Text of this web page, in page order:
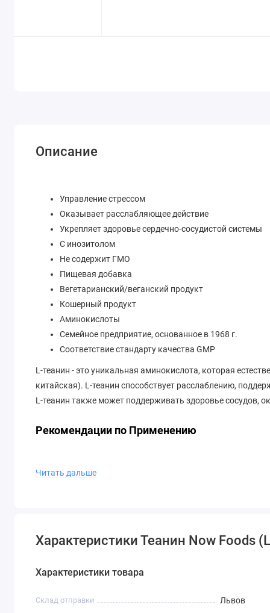
Описание
Управление стрессом
Оказывает расслабляющее действие
Укрепляет здоровье сердечно-сосудистой системы
С инозитолом
Не содержит ГМО
Пищевая добавка
Вегетарианский/веганский продукт
Кошерный продукт
Аминокислоты
Семейное предприятие, основанное в 1968 г.
Соответствие стандарту качества GMP
L-теанин - это уникальная аминокислота, которая
китайская). L-теанин способствует расслаблению,
L-теанин также может поддерживать здоровье сосудов,
Рекомендации по Применению
Не производится из пшеницы, глютена, сои, молока, яиц,
Этот продукт имеет дважды L-теанин (200 мг на
Читать дальше
Характеристики Теанин Now Foods
Характеристики товара
Склад отправки Львов